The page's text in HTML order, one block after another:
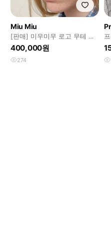
Miu Miu
[판매] 미우미우 로고 무테 선
글라스
400,000원
274